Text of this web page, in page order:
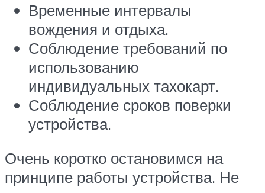
Временные интервалы
вождения и отдыха.
Соблюдение требований по
использованию
индивидуальных тахокарт.
Соблюдение сроков поверки
устройства.
Очень коротко остановимся на
принципе работы устройства. Не